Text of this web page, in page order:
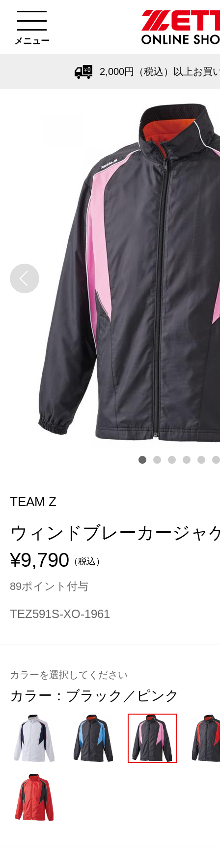
メニュー
2,000円（税込）以上お買
TEAM Z
ウィンドブレーカージャ
¥9,790 （税込）
89ポイント付与
TEZ591S-XO-1961
カラーを選択してください
カラー： ブラック／ピンク